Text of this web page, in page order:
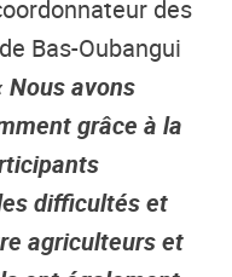
des
Bas-Oubangui
Nous avons
grâce à la
difficultés et
agriculteurs et